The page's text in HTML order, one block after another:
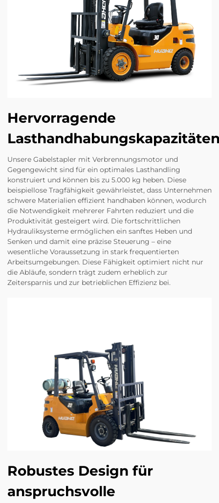
Hervorragende
Unsere Gabelstapler mit Verbrennungsmotor und
Gegengewicht sind für ein optimales Lasthandling
konstruiert und können bis zu 5.000 kg heben. Diese
beispiellose Tragfähigkeit gewährleistet, dass Unternehmen
schwere Materialien effizient handhaben können, wodurch
die Notwendigkeit mehrerer Fahrten reduziert und die
Produktivität gesteigert wird. Die fortschrittlichen
Hydrauliksysteme ermöglichen ein sanftes Heben und
Senken und damit eine präzise Steuerung – eine
wesentliche Voraussetzung in stark frequentierten
Arbeitsumgebungen. Diese Fähigkeit optimiert nicht nur
die Abläufe, sondern trägt zudem erheblich zur
Zeitersparnis und zur betrieblichen Effizienz bei.
Robustes Design für
anspruchsvolle